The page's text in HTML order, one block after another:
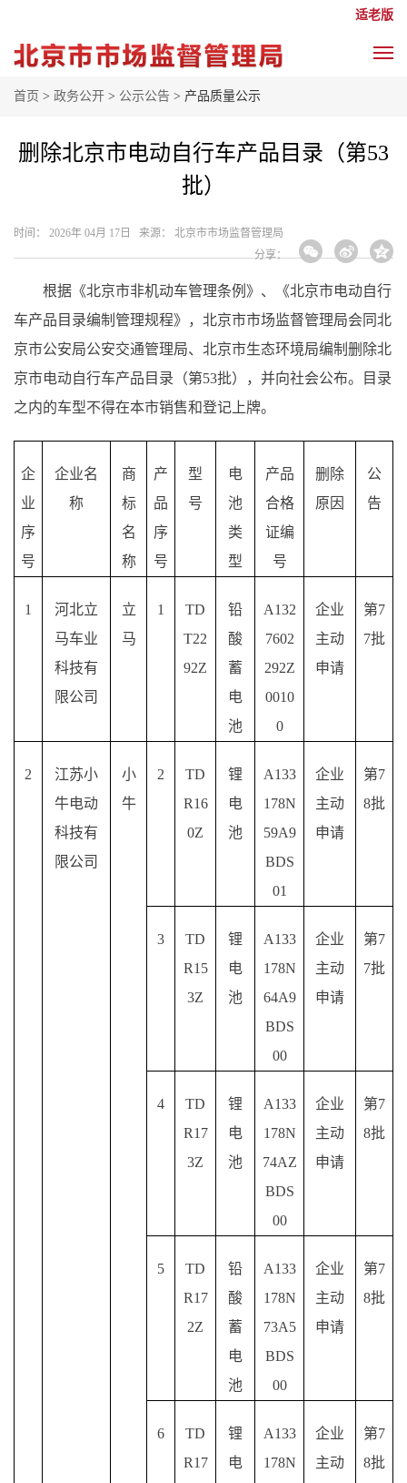
适老版
首页 > 政务公开 > 公示公告 > 产品质量公示
删除北京市电动自行车产品目录（第53
批）
时间： 2026年 04月 17日 来源： 北京市市场监督管理局
分享：
根据《北京市非机动车管理条例》、《北京市电动自行
车产品目录编制管理规程》，北京市市场监督管理局会同北
京市公安局公安交通管理局、北京市生态环境局编制删除北
京市电动自行车产品目录（第53批），并向社会公布。目录
之内的车型不得在本市销售和登记上牌。
企
业
序
号
企业名
称
商
标
名
称
产
品
序
号
型
号
电
池
类
型
产品
合格
证编
号
删除
原因
公
告
1
河北立
马车业
科技有
限公司
立
马
1
TD
T22
92Z
铅
酸
蓄
电
池
A132
7602
292Z
0010
0
企业
主动
申请
第7
7批
2
江苏小
牛电动
科技有
限公司
小
牛
2
TD
R16
0Z
锂
电
池
A133
178N
59A9
BDS
01
企业
主动
申请
第7
8批
3
TD
R15
3Z
锂
电
池
A133
178N
64A9
BDS
00
企业
主动
申请
第7
7批
4
TD
R17
3Z
锂
电
池
A133
178N
74AZ
BDS
00
企业
主动
申请
第7
8批
5
TD
R17
2Z
铅
酸
蓄
电
池
A133
178N
73A5
BDS
00
企业
主动
申请
第7
8批
6
TD
R17
锂
电
A133
178N
企业
主动
第7
8批